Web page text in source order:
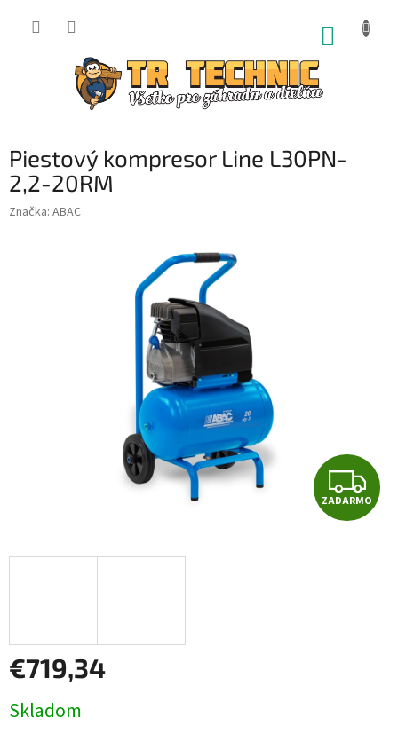
Piestový kompresor Line L30PN-
2,2-20RM
Značka: ABAC
Z
A
ZADARMO
€719,34
cena:
Skladom